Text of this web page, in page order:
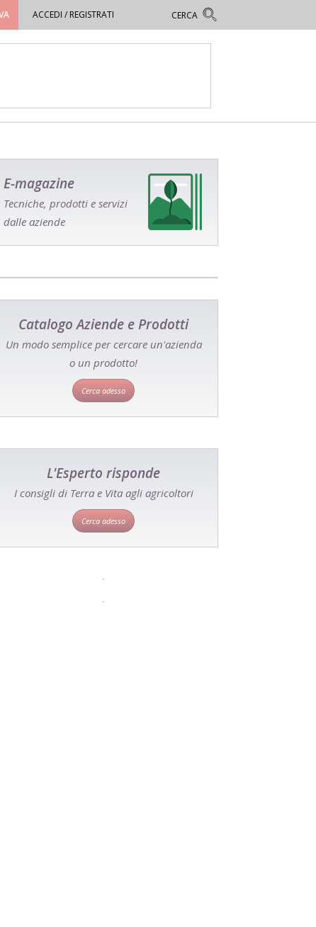
ACCEDI / REGISTRATI
E-magazine
Tecniche, prodotti e servizi
dalle aziende
Catalogo Aziende e Prodotti
Un modo semplice per cercare un'azienda
o un prodotto!
Cerca adesso
L'Esperto risponde
I consigli di Terra e Vita agli agricoltori
Cerca adesso